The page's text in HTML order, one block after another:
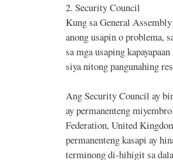
2. Security Council
Kung sa General
anong usapin o problema,
sa mga usaping
siya nitong pangunahing
Ang Security Council ay
ay permanenteng
Federation, United
permanenteng kasapi ay
terminong di-hihigit sa